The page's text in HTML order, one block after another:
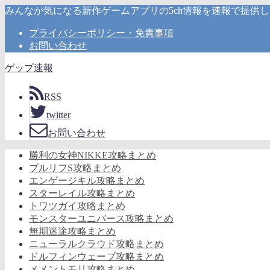
みんなが気になる新作ゲームアプリの5ch情報を速報で提供
プライバシーポリシー・免責事項
お問い合わせ
ゲップ速報
RSS
twitter
お問い合わせ
勝利の女神NIKKE攻略まとめ
ブルリフS攻略まとめ
エンゲージキル攻略まとめ
スターレイル攻略まとめ
トワツガイ攻略まとめ
モンスターユニバース攻略まとめ
無期迷途攻略まとめ
ニューラルクラウド攻略まとめ
ドルフィンウェーブ攻略まとめ